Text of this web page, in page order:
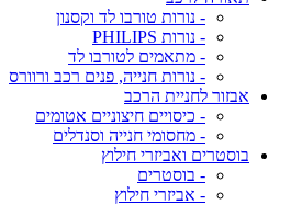
- נורות טורבו לד וקסנון
- נורות PHILIPS
- מתאמים לטורבו לד
- נורות חנייה, פנים רכב ורוורס
אבזור לחניית הרכב
- כיסויים חיצוניים אטומים
- מחסומי חנייה וסנדלים
בוסטרים ואביזרי חילוץ
- בוסטרים
- אביזרי חילוץ